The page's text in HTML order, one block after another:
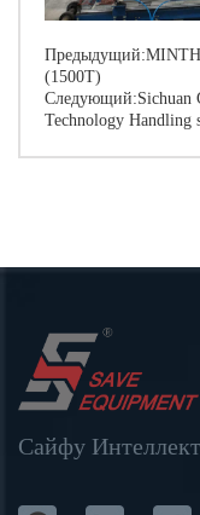
Предыдущий:
(1500T)
Следующий:Sichuan
Technology Handling
Сайфу